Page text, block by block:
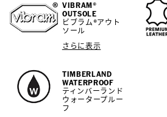
VIBRAM®
OUTSOLE
ビブラム®アウト
ソール
さらに表示
TIMBERLAND
WATERPROOF
ティンバーランド
ウォータープルー
フ